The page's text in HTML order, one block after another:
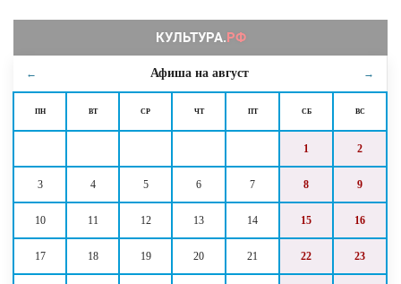
← Афиша на август →
ПН ВТ СР ЧТ ПТ СБ ВС
1 2
3 4 5 6 7 8 9
10 11 12 13 14 15 16
17 18 19 20 21 22 23